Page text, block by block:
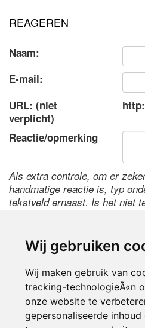
Wij gebruiken
Wij maken gebruik van
tracking-technologieÃ«n
onze website te
gepersonaliseerde
REAGEREN
Naam:
E-mail:
URL: (niet
verplicht)
Reactie/opmerking
Als extra controle, om er
handmatige reactie is, typ
tekstveld ernaast. Is het niet